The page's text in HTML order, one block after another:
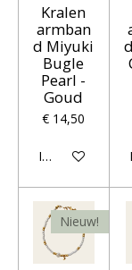
Kralen
armban
d Miyuki
Bugle
Pearl -
Goud
€ 14,50
In winkelwagen
Nieuw!